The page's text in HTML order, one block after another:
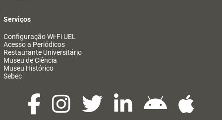
Serviços
Configuração Wi-Fi UEL
Acesso a Periódicos
Restaurante Universitário
Museu de Ciência
Museu Histórico
Sebec